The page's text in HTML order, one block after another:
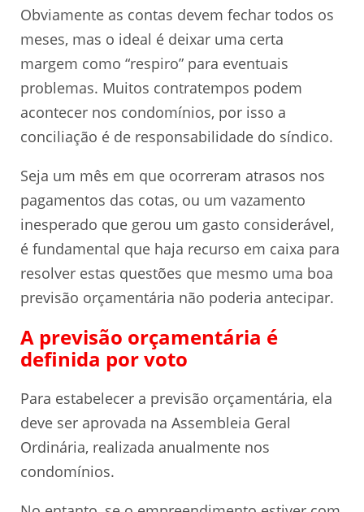
Obviamente as contas devem fechar todos os
meses, mas o ideal é deixar uma certa
margem como “respiro” para eventuais
problemas. Muitos contratempos podem
acontecer nos condomínios, por isso a
conciliação é de responsabilidade do síndico.
Seja um mês em que ocorreram atrasos nos
pagamentos das cotas, ou um vazamento
inesperado que gerou um gasto considerável,
é fundamental que haja recurso em caixa para
resolver estas questões que mesmo uma boa
previsão orçamentária não poderia antecipar.
A previsão orçamentária é
definida por voto
Para estabelecer a previsão orçamentária, ela
deve ser aprovada na Assembleia Geral
Ordinária, realizada anualmente nos
condomínios.